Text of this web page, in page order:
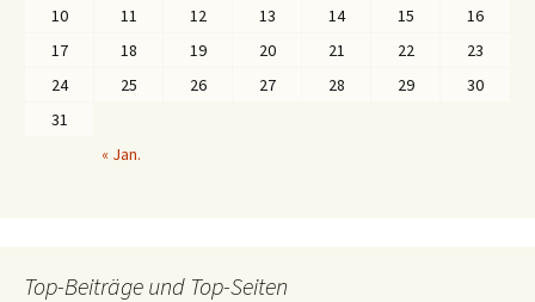
10
11 12 13 14 15
16
17
18 19 20 21 22
23
24
25 26 27 28 29
30
31
« Jan.
Top-Beiträge und Top-Seiten